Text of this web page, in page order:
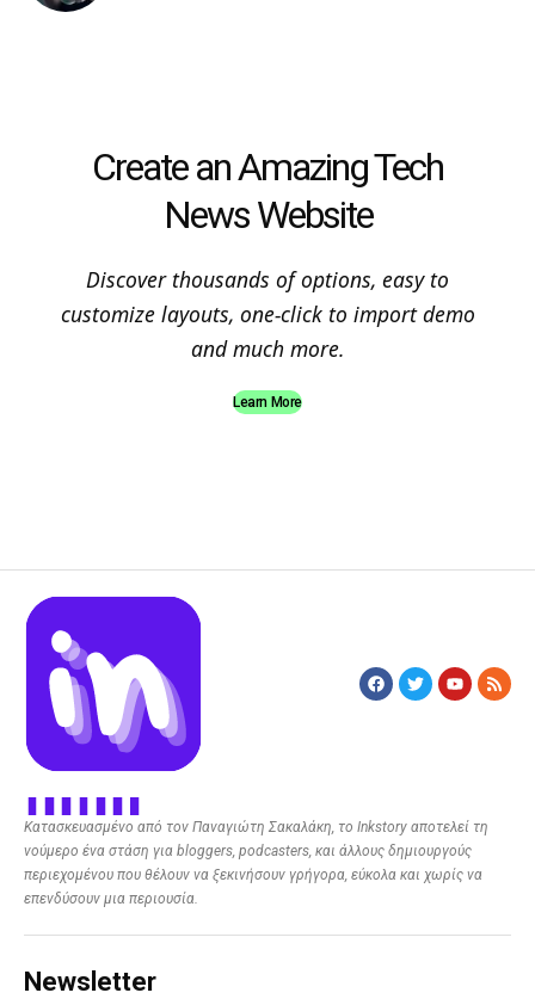
Create an Amazing Tech
News Website
Discover thousands of options, easy to
customize layouts, one-click to import demo
and much more.
Learn More
Κατασκευασμένο από τον Παναγιώτη Σακαλάκη, το Inkstory αποτελεί τη
νούμερο ένα στάση για bloggers, podcasters, και άλλους δημιουργούς
περιεχομένου που θέλουν να ξεκινήσουν γρήγορα, εύκολα και χωρίς να
επενδύσουν μια περιουσία.
Newsletter